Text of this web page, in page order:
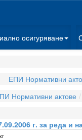
осигуряване
ЕПИ Нормативни
Нормативни актове
г. за реда и